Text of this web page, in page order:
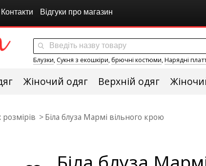
Контакти Відгуки про магазин
Блузки, Сукня з екошкіри, брючні костюми,Нарядні
Жіночий одяг Верхній одяг
Біла блуза Мармі вільного крою